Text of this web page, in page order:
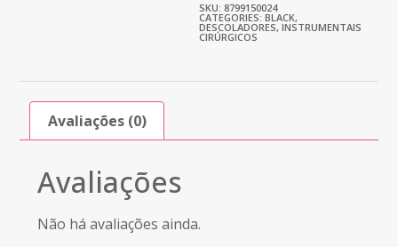
SKU: 8799150024
CATEGORIES: BLACK,
DESCOLADORES, INSTRUMENTAIS
CIRÚRGICOS
Avaliações (0)
Avaliações
Não há avaliações ainda.